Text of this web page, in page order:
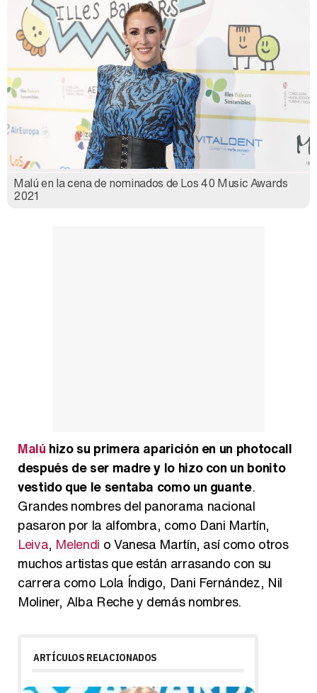
Malú en la cena de nominados de Los 40 Music Awards
2021
Malú hizo su primera aparición en un photocall
después de ser madre y lo hizo con un bonito
vestido que le sentaba como un guante.
Grandes nombres del panorama nacional
pasaron por la alfombra, como Dani Martín,
Leiva, Melendi o Vanesa Martín, así como otros
muchos artistas que están arrasando con su
carrera como Lola Índigo, Dani Fernández, Nil
Moliner, Alba Reche y demás nombres.
ARTÍCULOS RELACIONADOS